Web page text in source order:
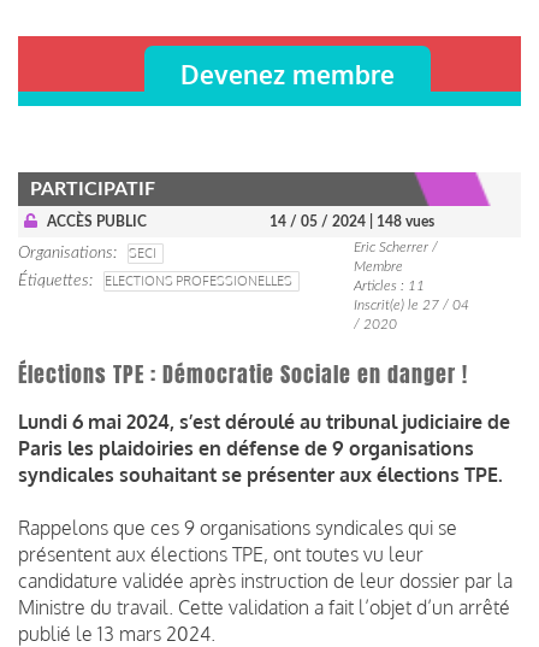
Devenez membre
PARTICIPATIF
ACCÈS PUBLIC 14 / 05 / 2024 | 148 vues
Organisations
SECI
Étiquettes
ELECTIONS PROFESSIONELLES
Eric Scherrer /
Membre
Articles : 11
Inscrit(e) le 27 / 04
/ 2020
Élections TPE : Démocratie Sociale en danger !
Lundi 6 mai 2024, s’est déroulé au tribunal judiciaire de
Paris les plaidoiries en défense de 9 organisations
syndicales souhaitant se présenter aux élections TPE.
Rappelons que ces 9 organisations syndicales qui se
présentent aux élections TPE, ont toutes vu leur
candidature validée après instruction de leur dossier par la
Ministre du travail. Cette validation a fait l’objet d’un arrêté
publié le 13 mars 2024.